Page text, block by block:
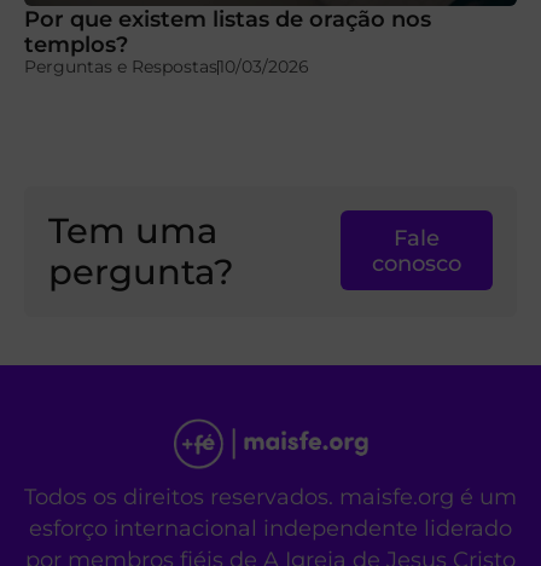
Por que existem listas de oração nos
templos?
Perguntas e Respostas10/03/2026
Tem uma
pergunta?
Fale
conosco
Todos os direitos reservados. maisfe.org é um
esforço internacional independente liderado
por membros fiéis de A Igreja de Jesus Cristo